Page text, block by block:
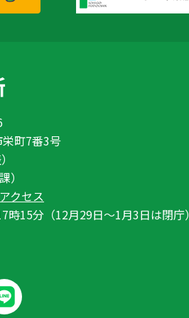
町7番3号
）
クセス
15分（12月29日〜1月3日は閉庁）